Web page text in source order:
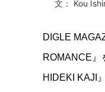
文： Kou
DIGLE
ROMANCE』
HIDEKI KAJI